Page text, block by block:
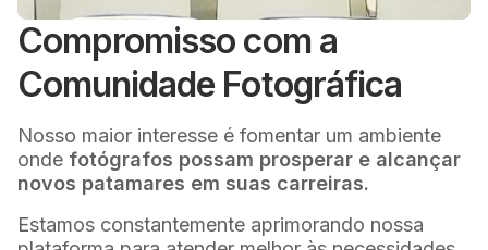
Compromisso com a
Comunidade Fotográfica
Nosso maior interesse é fomentar um ambiente
onde fotógrafos possam prosperar e alcançar
novos patamares em suas carreiras.
Estamos constantemente aprimorando nossa